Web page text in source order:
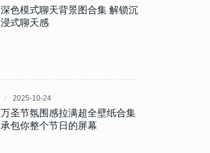
深色模式聊天背景图合集 解锁沉
浸式聊天感
2025-10-24
万圣节氛围感拉满超全壁纸合集
承包你整个节日的屏幕